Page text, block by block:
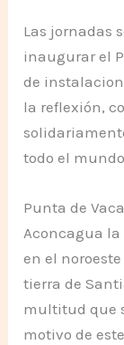
Las jornadas
inaugurar el
de
la reflexión,
todo el
Punta de
Aconcagua
en el
tierra de
multitud que
motivo de